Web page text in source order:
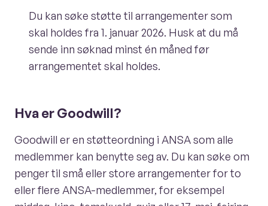
Du kan søke støtte til arrangementer som
skal holdes fra 1. januar 2026. Husk at du må
sende inn søknad minst én måned før
arrangementet skal holdes.
Hva er Goodwill?
Goodwill er en støtteordning i ANSA som alle
medlemmer kan benytte seg av. Du kan søke om
penger til små eller store arrangementer for to
eller flere ANSA-medlemmer, for eksempel